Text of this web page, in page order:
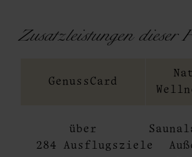
Zusatzleistungen dieser
GenussCard
über
284 Ausflugsziele